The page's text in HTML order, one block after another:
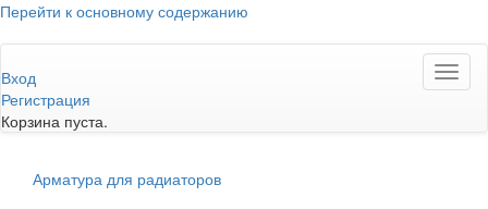
Перейти к основному содержанию
Вход
Регистрация
Корзина пуста.
Арматура для радиаторов